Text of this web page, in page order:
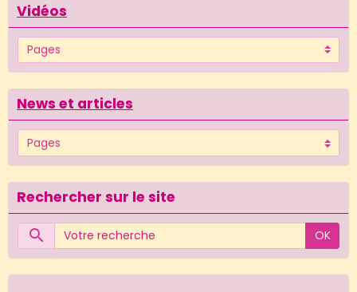
Vidéos
News et articles
Rechercher sur le site
OK